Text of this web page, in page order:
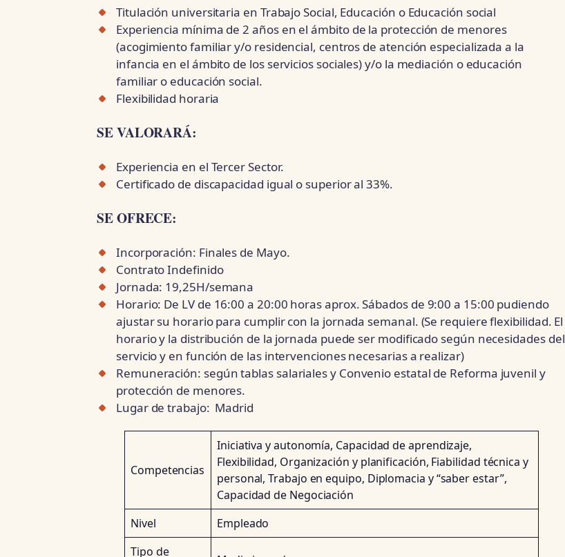
Titulación universitaria en Trabajo Social, Educación o Educación social
Experiencia mínima de 2 años en el ámbito de la protección de menores
(acogimiento familiar y/o residencial, centros de atención especializada a la
infancia en el ámbito de los servicios sociales) y/o la mediación o educación
familiar o educación social.
Flexibilidad horaria
SE VALORARÁ:
Experiencia en el Tercer Sector.
Certificado de discapacidad igual o superior al 33%.
SE OFRECE:
Incorporación: Finales de Mayo.
Contrato Indefinido
Jornada: 19,25H/semana
Horario: De LV de 16:00 a 20:00 horas aprox. Sábados de 9:00 a 15:00 pudiendo
ajustar su horario para cumplir con la jornada semanal. (Se requiere flexibilidad. El
horario y la distribución de la jornada puede ser modificado según necesidades del
servicio y en función de las intervenciones necesarias a realizar)
Remuneración: según tablas salariales y Convenio estatal de Reforma juvenil y
protección de menores.
Lugar de trabajo: Madrid
Competencias
Iniciativa y autonomía, Capacidad de aprendizaje,
Flexibilidad, Organización y planificación, Fiabilidad técnica y
personal, Trabajo en equipo, Diplomacia y “saber estar”,
Capacidad de Negociación
Nivel
Empleado
Tipo de